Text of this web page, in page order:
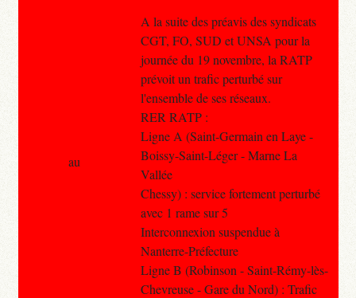
A la suite des préavis des syndicats
CGT, FO, SUD et UNSA pour la
journée du 19 novembre, la RATP
prévoit un trafic perturbé sur
l'ensemble de ses réseaux.
RER RATP :
Ligne A (Saint-Germain en Laye -
Boissy-Saint-Léger - Marne La
Vallée
Chessy) : service fortement perturbé
avec 1 rame sur 5
Interconnexion suspendue à
Nanterre-Préfecture
Ligne B (Robinson - Saint-Rémy-lès-
Chevreuse - Gare du Nord) : Trafic
au